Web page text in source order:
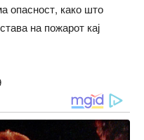
опасност, како што
на пожарот кај